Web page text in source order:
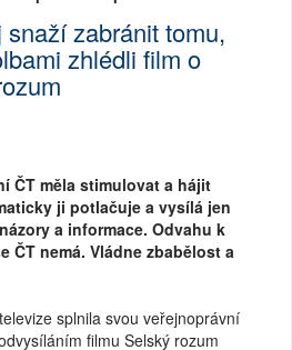
zabránit tomu,
zhlédli film o
ČT měla stimulovat a hájit
ji potlačuje a vysílá jen
a informace. Odvahu k
ČT nemá. Vládne zbabělost a
splnila svou veřejnoprávní
filmu Selský rozum